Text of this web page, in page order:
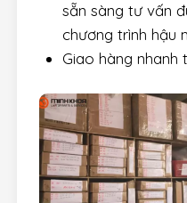
sẵn sàng tư vấn
chương trình hậu
Giao hàng nhanh